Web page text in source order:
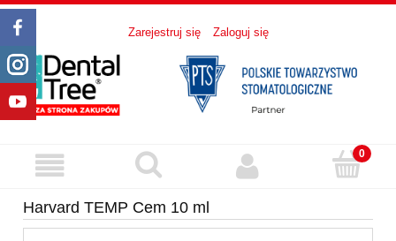
Zarejestruj się Zaloguj się
Harvard TEMP Cem 10 ml